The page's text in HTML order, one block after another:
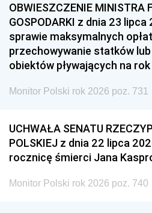
OBWIESZCZENIE MINISTRA
GOSPODARKI z dnia 23 lipca
sprawie maksymalnych
przechowywanie statków
obiektów pływających na
Monitor Polski rok 2026 poz. 731
UCHWAŁA SENATU
POLSKIEJ z dnia 22 lipca
rocznicę śmierci Jana
Monitor Polski rok 2026 poz. 740